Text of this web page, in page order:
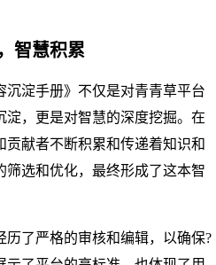
智慧积累
沉淀手册》不仅是对青青草平台
淀，更是对智慧的深度挖掘。在
献者不断积累和传递着知识和
筛选和优化，最终形成了这本智
了严格的审核和编辑，以确保?